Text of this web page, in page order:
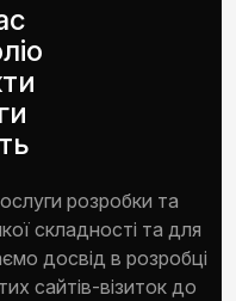
розробки та
складності та для
досвід в розробці
сайтів-візиток до